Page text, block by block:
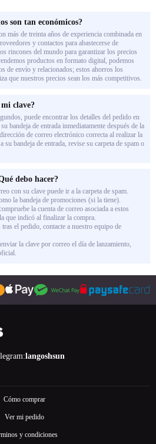
son tan económicos?
más de treinta años de experiencia combinada en
y contactos para abastecerse de
rincones del mundo para garantizar los precios
productos en formato digital, podemos
de envío y relacionados; estos ahorros los
que nuestros precios sean los más competitivos.
clave?
puede encontrar los detalles del pedido en
bandeja de entrada inmediatamente después de la
de correo electrónico correcta al realizar la
su bandeja de entrada, revise su carpeta de spam o
debo hacer?
con su clave puede ir a la carpeta de spam.
la bandeja de promociones (si la tiene).
la cuenta de correo asociada a estos
que indicó al finalizar la compra.
el pedido, contacte a nuestro equipo de
la clave por correo el día de lanzamiento,
langoshsun
Cómo comprar
Ver mi pedido
y condiciones